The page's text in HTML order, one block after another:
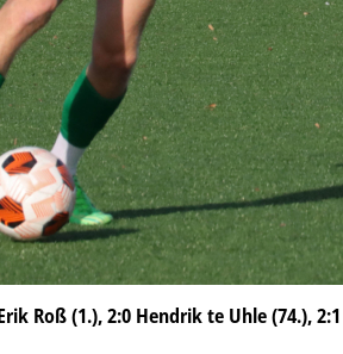
Roß (1.), 2:0 Hendrik te Uhle (74.),